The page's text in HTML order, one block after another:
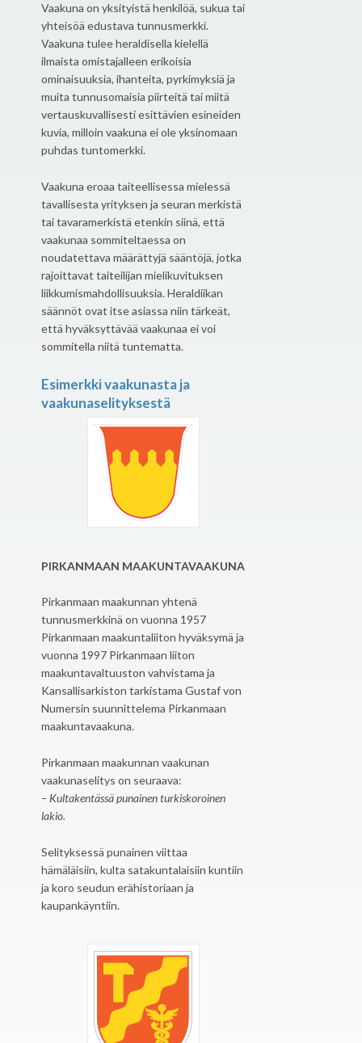
Vaakuna on yksityistä henkilöä, sukua tai
yhteisöä edustava tunnusmerkki.
Vaakuna tulee heraldisella kielellä
ilmaista omistajalleen erikoisia
ominaisuuksia, ihanteita, pyrkimyksiä ja
muita tunnusomaisia piirteitä tai miitä
vertauskuvallisesti esittävien esineiden
kuvia, milloin vaakuna ei ole yksinomaan
puhdas tuntomerkki.
Vaakuna eroaa taiteellisessa mielessä
tavallisesta yrityksen ja seuran merkistä
tai tavaramerkistä etenkin siinä, että
vaakunaa sommiteltaessa on
noudatettava määrättyjä sääntöjä, jotka
rajoittavat taiteilijan mielikuvituksen
liikkumismahdollisuuksia. Heraldiikan
säännöt ovat itse asiassa niin tärkeät,
että hyväksyttävää vaakunaa ei voi
sommitella niitä tuntematta.
Esimerkki vaakunasta ja
vaakunaselityksestä
PIRKANMAAN MAAKUNTAVAAKUNA
Pirkanmaan maakunnan yhtenä
tunnusmerkkinä on vuonna 1957
Pirkanmaan maakuntaliiton hyväksymä ja
vuonna 1997 Pirkanmaan liiton
maakuntavaltuuston vahvistama ja
Kansallisarkiston tarkistama Gustaf von
Numersin suunnittelema Pirkanmaan
maakuntavaakuna.
Pirkanmaan maakunnan vaakunan
vaakunaselitys on seuraava:
– Kultakentässä punainen turkiskoroinen
lakio.
Selityksessä punainen viittaa
hämäläisiin, kulta satakuntalaisiin kuntiin
ja koro seudun erähistoriaan ja
kaupankäyntiin.